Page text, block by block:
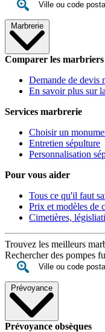
Marbrerie
Comparer les marbriers
Demande de devis
En savoir plus sur
Services marbrerie
Choisir un
Entretien sépulture
Personnalisation
Pour vous aider
Tous ce qu'il faut
Prix et modèles de
Cimetières,
Trouvez les meilleurs
Rechercher des pompes
Prévoyance
Prévoyance obsèques